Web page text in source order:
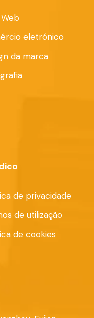
eletrónico
da marca
de privacidade
de utilização
de cookies